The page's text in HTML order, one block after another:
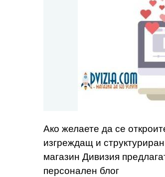
Ако желаете да се
изгреждащ и
магазин Дивизия
персонален блог